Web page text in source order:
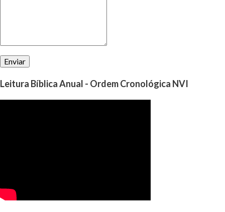
Leitura Bíblica Anual - Ordem Cronológica NVI